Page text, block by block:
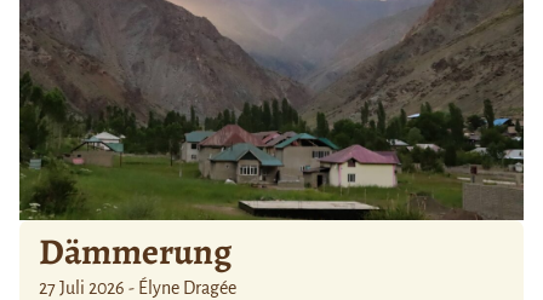
Dämmerung
27 Juli 2026 - Élyne Dragée